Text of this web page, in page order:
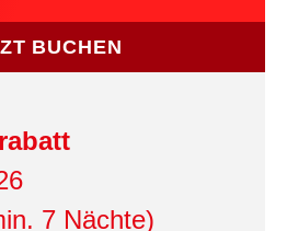
BUCHEN
7 Nächte)